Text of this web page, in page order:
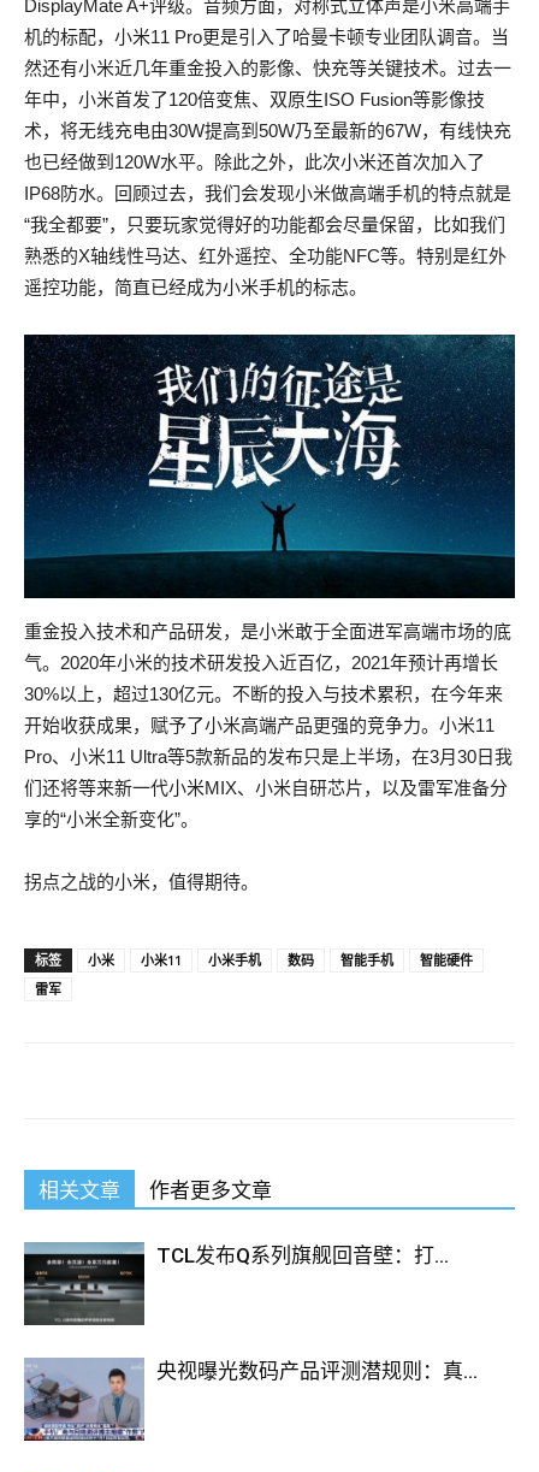
DisplayMate A+评级。音频方面，对称式立体声是小米高端手
机的标配，小米11 Pro更是引入了哈曼卡顿专业团队调音。当
然还有小米近几年重金投入的影像、快充等关键技术。过去一
年中，小米首发了120倍变焦、双原生ISO Fusion等影像技
术，将无线充电由30W提高到50W乃至最新的67W，有线快充
也已经做到120W水平。除此之外，此次小米还首次加入了
IP68防水。回顾过去，我们会发现小米做高端手机的特点就是
“我全都要”，只要玩家觉得好的功能都会尽量保留，比如我们
熟悉的X轴线性马达、红外遥控、全功能NFC等。特别是红外
遥控功能，简直已经成为小米手机的标志。
重金投入技术和产品研发，是小米敢于全面进军高端市场的底
气。2020年小米的技术研发投入近百亿，2021年预计再增长
30%以上，超过130亿元。不断的投入与技术累积，在今年来
开始收获成果，赋予了小米高端产品更强的竞争力。小米11
Pro、小米11 Ultra等5款新品的发布只是上半场，在3月30日我
们还将等来新一代小米MIX、小米自研芯片，以及雷军准备分
享的“小米全新变化”。
拐点之战的小米，值得期待。
标签 小米 小米11 小米手机 数码 智能手机
智能硬件
雷军
相关文章 作者更多文章
TCL发布Q系列旗舰回音壁：打...
央视曝光数码产品评测潜规则：真...